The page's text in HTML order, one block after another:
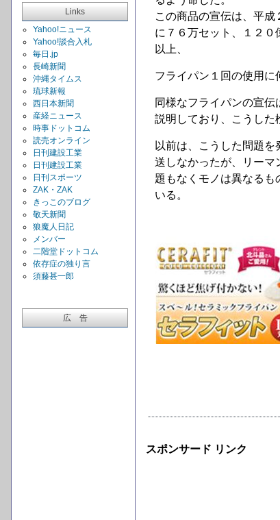
Links
Yahoo!ニュース
Yahoo!談合入札
毎日.jp
長崎新聞
沖縄タイムス
琉球新報
西日本新聞
産経ニュース
時事ドットコム
読売オンライン
日刊建設工業
日刊建設工業
日刊スポーツ
ZAK・ZAK
きっこのブログ
敬天新聞
狼魔人日記
メンバー
二階堂ドットコム
依存症の独り言
須藤甚一郎
広 告
この商品の宣伝は、平
に７６万セット、１２０
以上、
フライパン１回の使用に
同様なフライパンの宣
説明しており、こうした
以前は、こうした問題
送しなかったが、リーマ
題もなくモノは異なる
いる。
スポンサード リンク